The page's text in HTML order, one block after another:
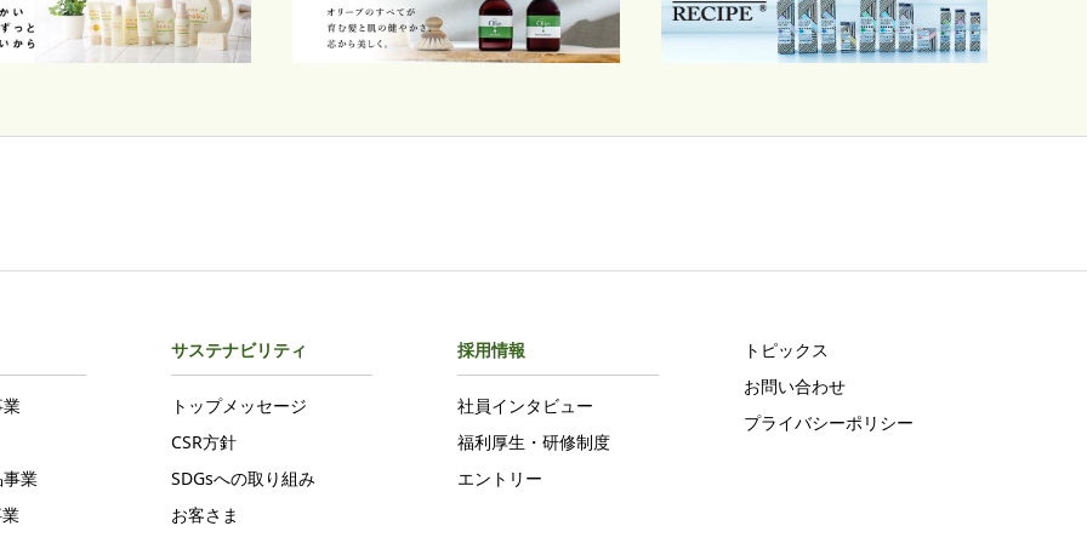
業
サステナビリティ
トップメッセージ
CSR方針
SDGsへの取り組み
お客さま
採用情報
社員インタビュー
福利厚生・研修制度
エントリー
トピックス
お問い合わせ
プライバシーポリシー